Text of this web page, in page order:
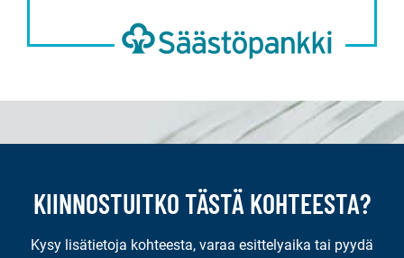
KIINNOSTUITKO TÄSTÄ KOHTEESTA?
Kysy lisätietoja kohteesta, varaa esittelyaika tai pyydä